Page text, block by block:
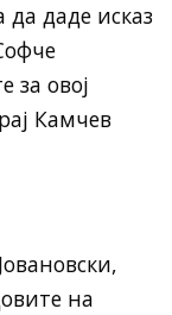
даде исказ
за овој
Камчев
на